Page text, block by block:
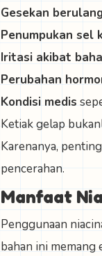
Gesekan
Penumpukan sel
Iritasi akibat
Perubahan
Kondisi medis
Ketiak gelap
Karenanya,
pencerahan.
Manfaat
Penggunaan
bahan ini